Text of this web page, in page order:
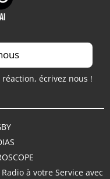
écrivez nous !
à votre Service avec